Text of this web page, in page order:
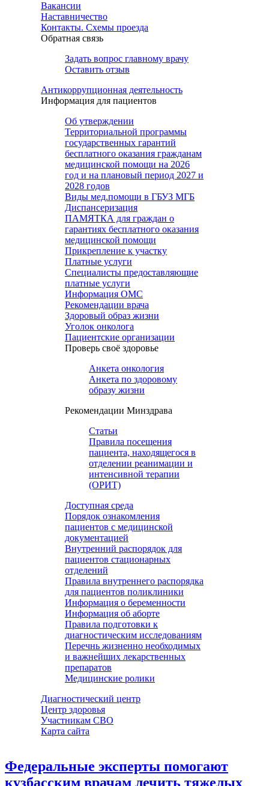
Вакансии
Наставничество
Контакты. Схемы проезда
Обратная связь
Задать вопрос главному врачу
Оставить отзыв
Антикоррупционная деятельность
Информация для пациентов
Об утверждении
Территориальной программы
государственных гарантий
бесплатного оказания гражданам
медицинской помощи на 2026
год и на плановый период 2027 и
2028 годов
Виды мед.помощи в ГБУЗ МГБ
Диспансеризация
ПАМЯТКА для граждан о
гарантиях бесплатного оказания
медицинской помощи
Прикрепление к участку
Платные услуги
Специалисты предоставляющие
платные услуги
Информация ОМС
Рекомендации врача
Здоровый образ жизни
Уголок онколога
Пациентские организации
Проверь своё здоровье
Анкета онкология
Анкета по здоровому
образу жизни
Рекомендации Минздрава
Статьи
Правила посещения
пациента, находящегося в
отделении реанимации и
интенсивной терапии
(ОРИТ)
Доступная среда
Порядок ознакомления
пациентов с медицинской
документацией
Внутренний распорядок для
пациентов стационарных
отделений
Правила внутреннего распорядка
для пациентов поликлиники
Информация о беременности
Информация об аборте
Правила подготовки к
диагностическим исследованиям
Перечнь жизненно необходимых
и важнейших лекарственных
препаратов
Медицинские ролики
Диагностический центр
Центр здоровья
Участникам СВО
Карта сайта
Федеральные эксперты помогают
кузбасским врачам лечить тяжелых